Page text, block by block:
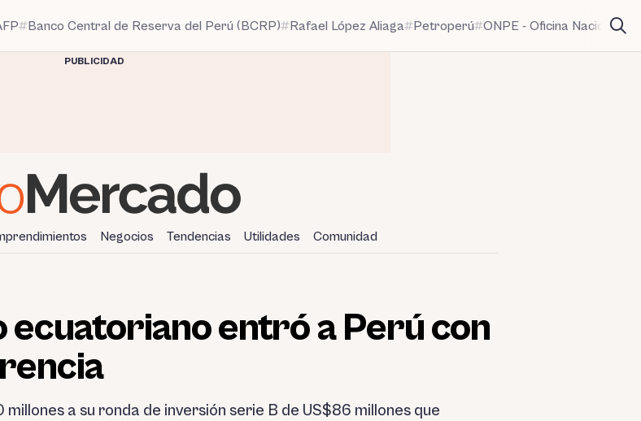
Banco Central de Reserva del Perú (BCRP) Rafael López Aliaga Petroperú ONPE - Oficina Nacional
PUBLICIDAD
Negocios Tendencias Utilidades Comunidad
ecuatoriano entró a Perú con
a su ronda de inversión serie B de US$86 millones que